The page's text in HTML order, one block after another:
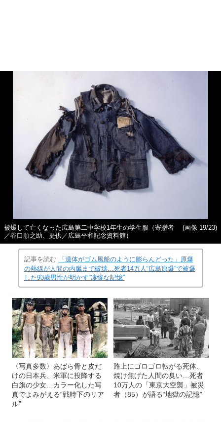
被爆して亡くなった広島第二中学校1年生の学生服（寄贈者
／谷口順之助、提供／広島平和記念資料館）
(画像 19/23)
記事を読む
「遺体がゴム風船のように膨らんどった」原爆
の熱線が人間の内臓まで破壊…死者14万人“広島原爆”で被爆
した93歳男性が明かす“凄惨な記憶”
〈写真多数〉あばら骨と皮だ
けの日本兵、米軍に投降する
白旗の少女…カラー化した写
真でよみがえる“戦時下のリア
ル”
路上にゴロゴロ転がる死体、
焼け焦げた人間の臭い…死者
10万人の「東京大空襲」被災
者（85）が語る“地獄の記憶”